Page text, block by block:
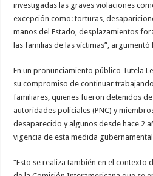
investigadas las graves violaciones
excepción como: torturas,
manos del Estado, desplazamientos
las familias de las víctimas”, argumentó
En un pronunciamiento público Tutela
su compromiso de continuar
familiares, quienes fueron detenidos
autoridades policiales (PNC) y
desaparecido y algunos desde hace 2
vigencia de esta medida
“Esto se realiza también en el